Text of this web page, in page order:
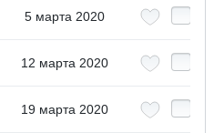
5 марта 2020
12 марта 2020
19 марта 2020